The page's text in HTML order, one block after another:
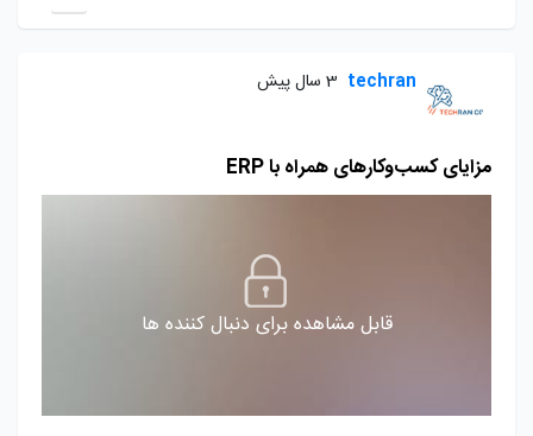
techran 3 سال پیش
مزایای کسب‌وکارهای همراه با ERP
قابل مشاهده برای دنبال کننده ها